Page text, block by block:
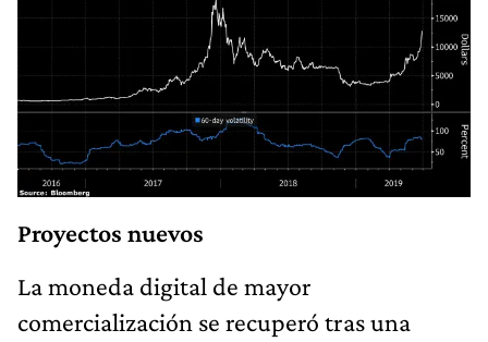
Proyectos nuevos
La moneda digital de mayor
comercialización se recuperó tras una